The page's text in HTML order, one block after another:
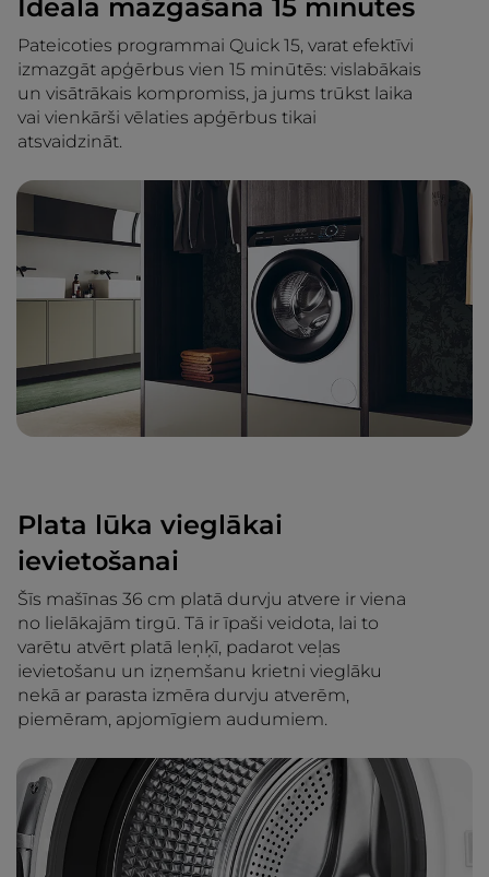
Ideāla mazgāšana 15 minūtēs
Pateicoties programmai Quick 15, varat efektīvi
izmazgāt apģērbus vien 15 minūtēs: vislabākais
un visātrākais kompromiss, ja jums trūkst laika
vai vienkārši vēlaties apģērbus tikai
atsvaidzināt.
Plata lūka vieglākai
ievietošanai
Šīs mašīnas 36 cm platā durvju atvere ir viena
no lielākajām tirgū. Tā ir īpaši veidota, lai to
varētu atvērt platā leņķī, padarot veļas
ievietošanu un izņemšanu krietni vieglāku
nekā ar parasta izmēra durvju atverēm,
piemēram, apjomīgiem audumiem.